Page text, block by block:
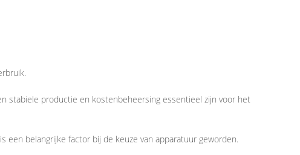
stabiele productie en kostenbeheersing essentieel zijn voor het
een belangrijke factor bij de keuze van apparatuur geworden.